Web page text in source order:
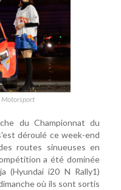
Motorsport
du Championnat du
déroulé ce week-end
routes sinueuses en
a été dominée
(Hyundai i20 N Rally1)
où ils sont sortis